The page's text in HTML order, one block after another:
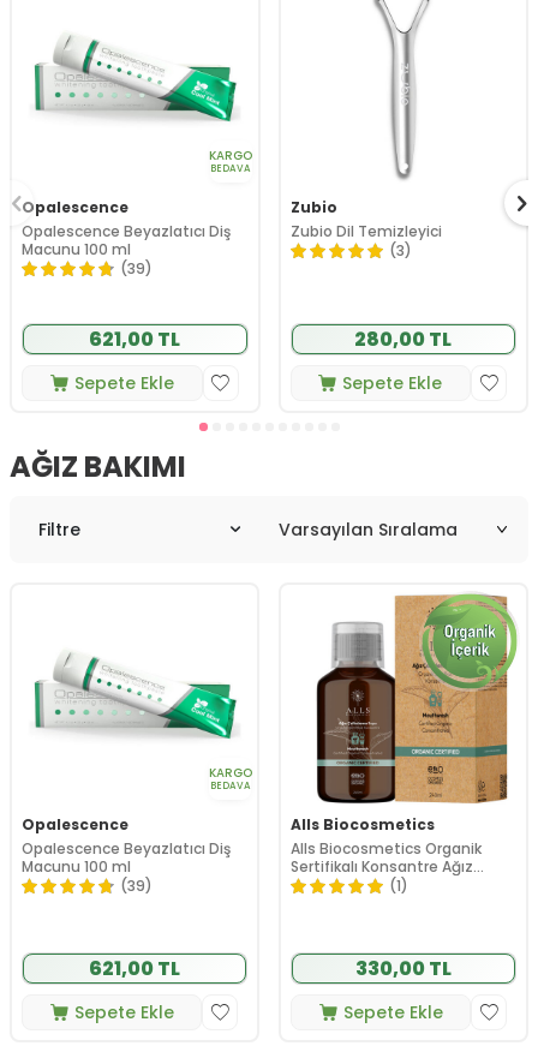
KARGO
BEDAVA
Opalescence
Opalescence Beyazlatıcı Diş
Macunu 100 ml
(39)
621,00 TL
Sepete Ekle
Zubio
Zubio Dil Temizleyici
(3)
280,00 TL
Sepete Ekle
AĞIZ BAKIMI
Filtre
KARGO
BEDAVA
Opalescence
Opalescence Beyazlatıcı Diş
Macunu 100 ml
(39)
621,00 TL
Sepete Ekle
Alls Biocosmetics
Alls Biocosmetics Organik
Sertifikalı Konsantre Ağız
Çalkalama Suyu 240 ml
(1)
330,00 TL
Sepete Ekle